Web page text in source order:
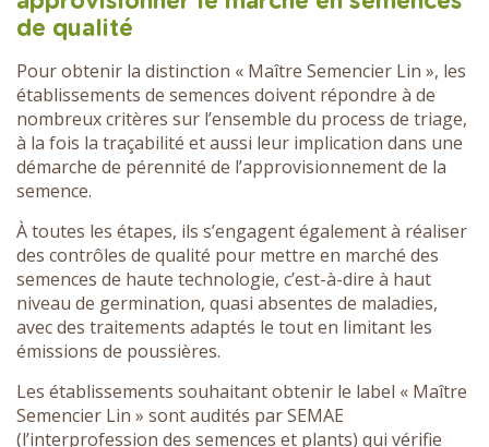
de qualité
Pour obtenir la distinction « Maître Semencier Lin », les
établissements de semences doivent répondre à de
nombreux critères sur l’ensemble du process de triage,
à la fois la traçabilité et aussi leur implication dans une
démarche de pérennité de l’approvisionnement de la
semence.
À toutes les étapes, ils s’engagent également à réaliser
des contrôles de qualité pour mettre en marché des
semences de haute technologie, c’est-à-dire à haut
niveau de germination, quasi absentes de maladies,
avec des traitements adaptés le tout en limitant les
émissions de poussières.
Les établissements souhaitant obtenir le label « Maître
Semencier Lin » sont audités par SEMAE
(l’interprofession des semences et plants) qui vérifie